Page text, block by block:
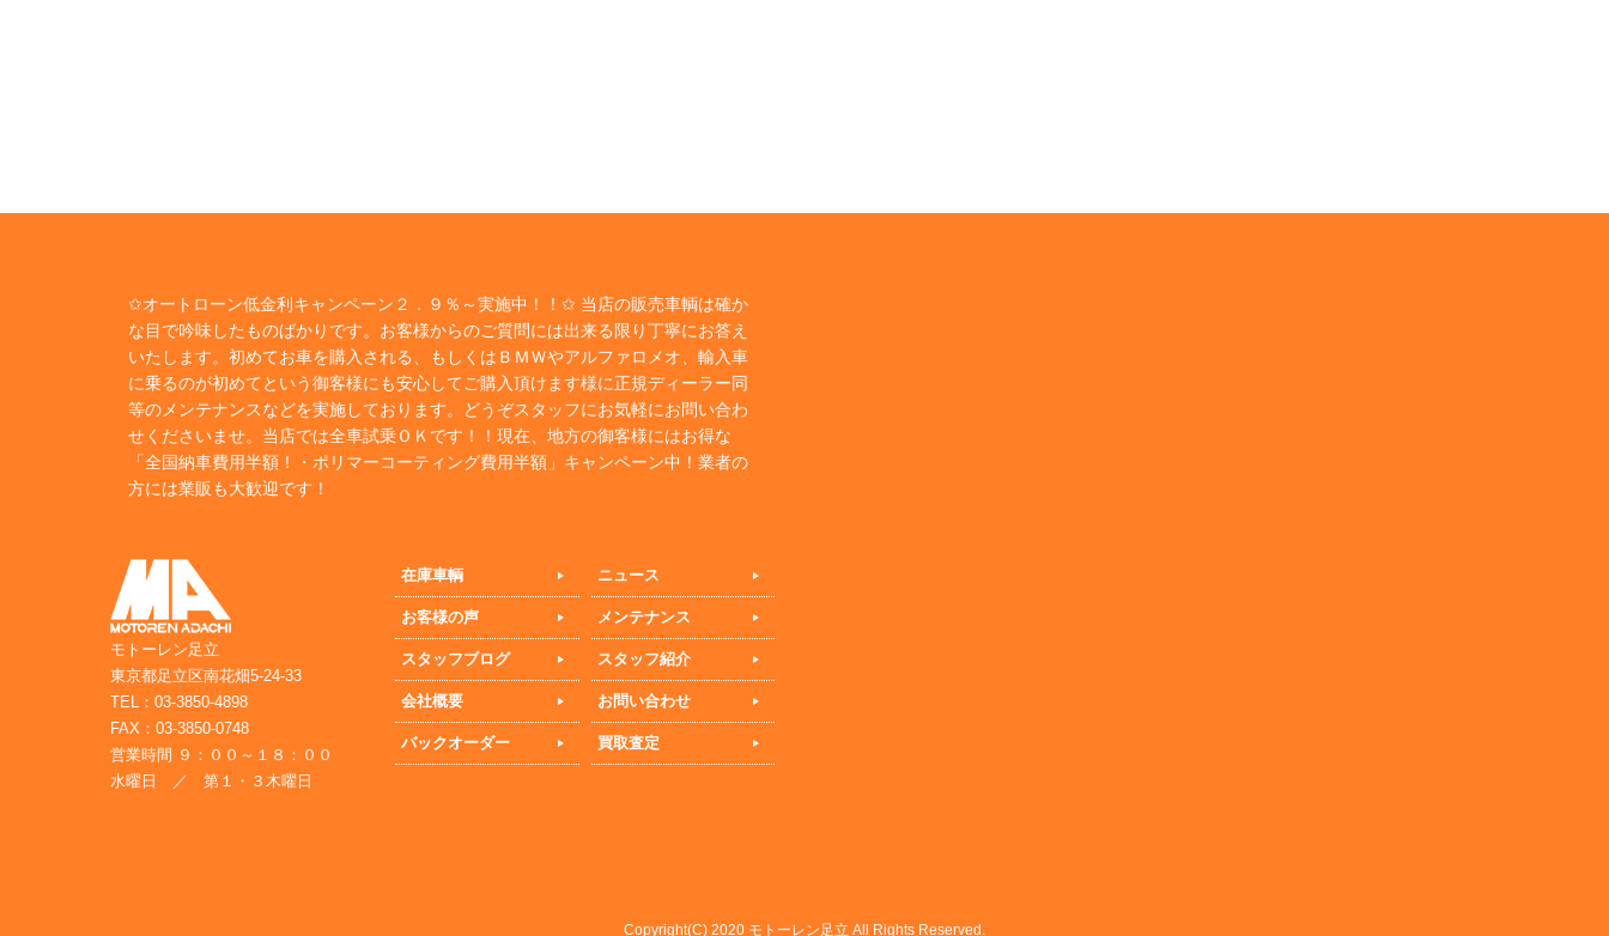
✩オートローン低金利キャンペーン２．９％～実施中！！✩ 当店の販売車輌は確か
な目で吟味したものばかりです。お客様からのご質問には出来る限り丁寧にお答え
いたします。初めてお車を購入される、もしくはＢＭＷやアルファロメオ、輸入車
に乗るのが初めてという御客様にも安心してご購入頂けます様に正規ディーラー同
等のメンテナンスなどを実施しております。どうぞスタッフにお気軽にお問い合わ
せくださいませ。当店では全車試乗ＯＫです！！現在、地方の御客様にはお得な
「全国納車費用半額！・ポリマーコーティング費用半額」キャンペーン中！業者の
方には業販も大歓迎です！
モトーレン足立
東京都足立区南花畑5-24-33
TEL：03-3850-4898
FAX：03-3850-0748
営業時間 ９：００～１８：００
水曜日 ／ 第１・３木曜日
在庫車輌 ニュース
お客様の声 メンテナンス
スタッフブログ スタッフ紹介
会社概要 お問い合わせ
バックオーダー 買取査定
Copyright(C) 2020 モトーレン足立 All Rights Reserved.